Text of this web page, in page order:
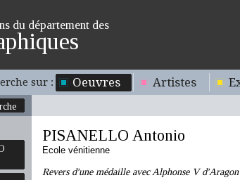
du département des
sur : Oeuvres Artistes
PISANELLO Antonio
Ecole vénitienne
Revers d'une médaille avec Alphonse V